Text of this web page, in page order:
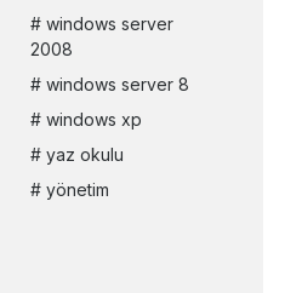
windows server
2008
windows server 8
windows xp
yaz okulu
yönetim